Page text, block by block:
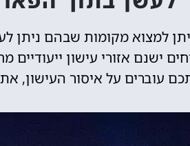
למצוא מקומות שבהם ניתן
ישנם אזורי עישון
עוברים על איסור העישון,